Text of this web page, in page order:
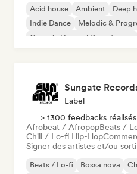
Acid house Ambient Deep
Indie Dance
Melodic &
Organic House / Downtempo
Sungate
Label
> 1300 feedbacks réalisés
Afrobeat / AfropopBeats /
Chill / Lo-fi Hip-Hop
Signer des artistes et/ou
Beats / Lo-fi Bossa nova